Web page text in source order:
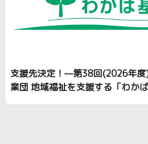
支援先決定！—第38回(2026年度
業団 地域福祉を支援する「わか